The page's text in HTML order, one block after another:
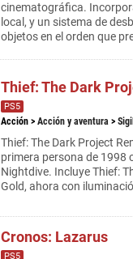
cinematográfica.
local, y un sistema de
objetos en el orden que
Thief: The Dark
PS5
Acción > Acción y aventura >
Thief: The Dark Project
primera persona de 1998
Nightdive. Incluye Thief:
Gold, ahora con
Cronos: Lazarus
PS5